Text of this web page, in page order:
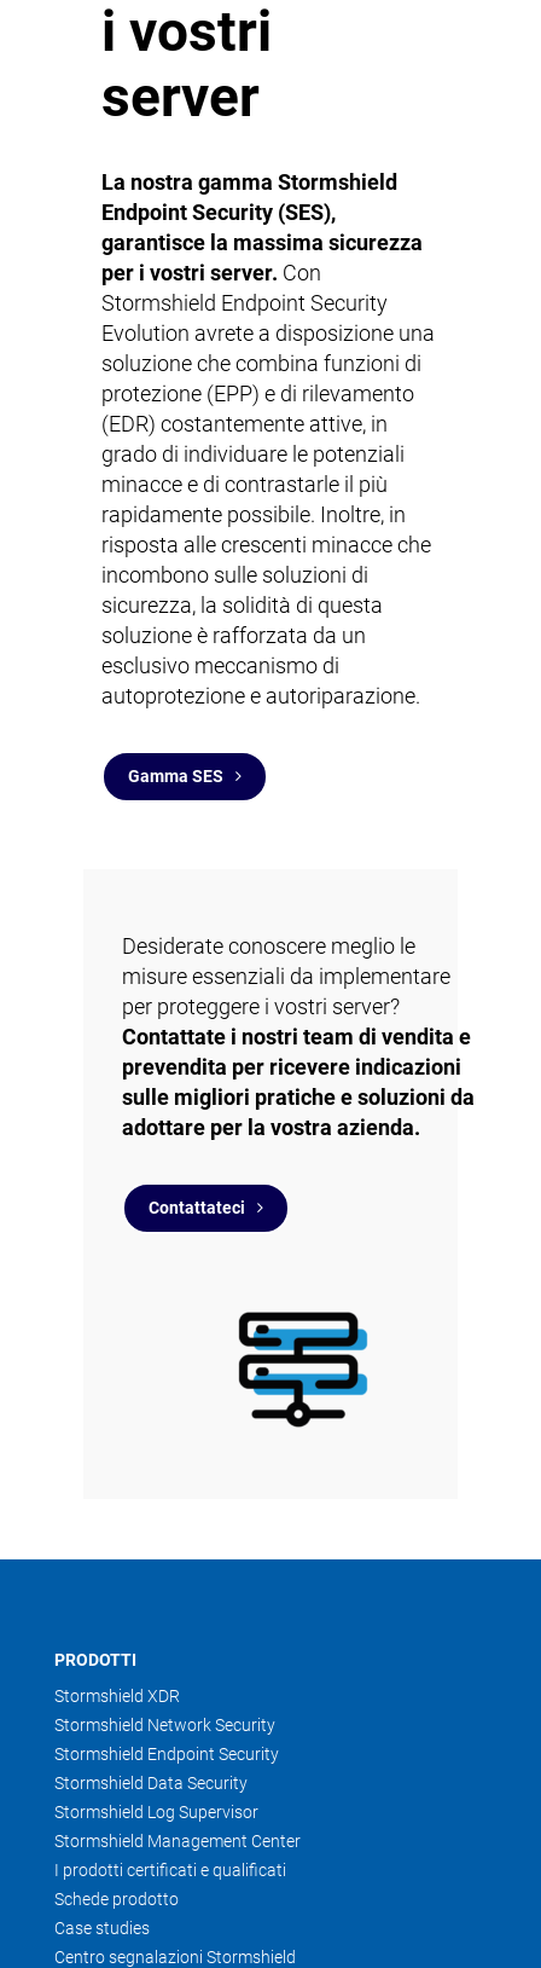
i vostri
server
La nostra gamma Stormshield
Endpoint Security (SES),
garantisce la massima sicurezza
per i vostri server. Con
Stormshield Endpoint Security
Evolution avrete a disposizione una
soluzione che combina funzioni di
protezione (EPP) e di rilevamento
(EDR) costantemente attive, in
grado di individuare le potenziali
minacce e di contrastarle il più
rapidamente possibile. Inoltre, in
risposta alle crescenti minacce che
incombono sulle soluzioni di
sicurezza, la solidità di questa
soluzione è rafforzata da un
esclusivo meccanismo di
autoprotezione e autoriparazione.
Gamma SES
Desiderate conoscere meglio le
misure essenziali da implementare
per proteggere i vostri server?
Contattate i nostri team di vendita e
prevendita per ricevere indicazioni
sulle migliori pratiche e soluzioni da
adottare per la vostra azienda.
Contattateci
PRODOTTI
Stormshield XDR
Stormshield Network Security
Stormshield Endpoint Security
Stormshield Data Security
Stormshield Log Supervisor
Stormshield Management Center
I prodotti certificati e qualificati
Schede prodotto
Case studies
Centro segnalazioni Stormshield